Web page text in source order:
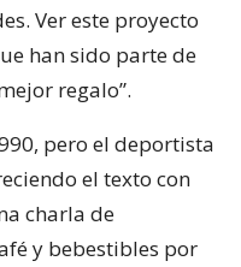
Ver este proyecto
han sido parte de
regalo”.
pero el deportista
el texto con
charla de
y bebestibles por